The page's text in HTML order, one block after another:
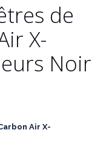
de
X-
Noir
Air X-